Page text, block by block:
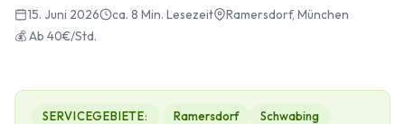
15. Juni 2026 ca. 8 Min. Lesezeit
Ramersdorf, München
💰 Ab 40€/Std.
SERVICEGEBIETE: Ramersdorf
Schwabing